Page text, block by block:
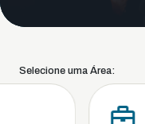
Selecione uma Área: